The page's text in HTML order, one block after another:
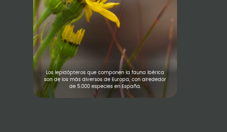
Los lepidópteros que componen la fauna ibérica
son de los más diversos de Europa, con alrededor
de 5.000 especies en España.